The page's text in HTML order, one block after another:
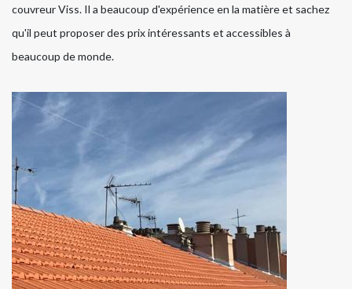
couvreur Viss. Il a beaucoup d'expérience en la matière et sachez
qu'il peut proposer des prix intéressants et accessibles à
beaucoup de monde.